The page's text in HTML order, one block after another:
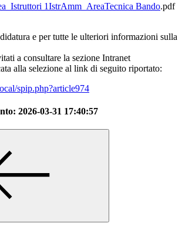
1IstrAmm_AreaTecnica­ Bando.pdf
e per tutte le ulteriori informazioni sulla
a consultare la sezione Intranet
alla selezione al link di seguito riportato:
spip.php?article974
2026-03-31 17:40:57